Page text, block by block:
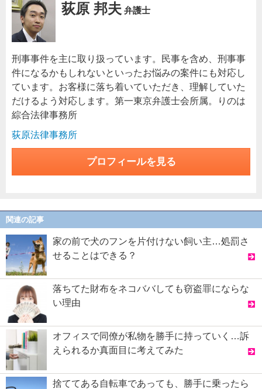
荻原 邦夫 弁護士
刑事事件を主に取り扱っています。民事を含め、刑事事
件になるかもしれないといったお悩みの案件にも対応し
ています。お客様に落ち着いていただき、理解していた
だけるよう対応します。第一東京弁護士会所属。りのは
綜合法律事務所
荻原法律事務所
プロフィールを見る
関連の記事
家の前で犬のフンを片付けない飼い主…処罰さ
せることはできる？
落ちてた財布をネコババしても窃盗罪にならな
い理由
オフィスで同僚が私物を勝手に持っていく…訴
えられるか真面目に考えてみた
捨ててある自転車であっても、勝手に乗ったら